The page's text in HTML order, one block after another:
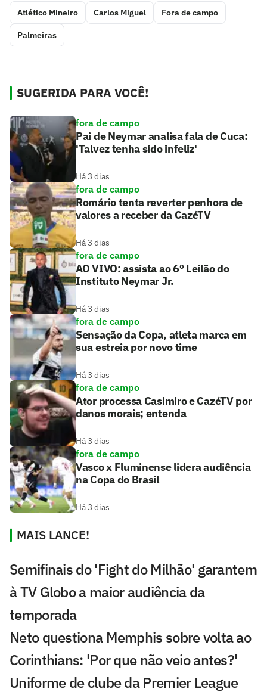
Atlético Mineiro Carlos Miguel Fora de campo
Palmeiras
SUGERIDA PARA VOCÊ!
fora de campo
Pai de Neymar analisa fala de Cuca:
'Talvez tenha sido infeliz'
Há 3 dias
fora de campo
Romário tenta reverter penhora de
valores a receber da CazéTV
Há 3 dias
fora de campo
AO VIVO: assista ao 6º Leilão do
Instituto Neymar Jr.
Há 3 dias
fora de campo
Sensação da Copa, atleta marca em
sua estreia por novo time
Há 3 dias
fora de campo
Ator processa Casimiro e CazéTV por
danos morais; entenda
Há 3 dias
fora de campo
Vasco x Fluminense lidera audiência
na Copa do Brasil
Há 3 dias
MAIS LANCE!
Semifinais do 'Fight do Milhão' garantem
à TV Globo a maior audiência da
temporada
Neto questiona Memphis sobre volta ao
Corinthians: 'Por que não veio antes?'
Uniforme de clube da Premier League